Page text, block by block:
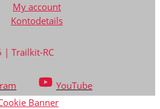
My account
Kontodetails
| Trailkit-RC
YouTube
Banner